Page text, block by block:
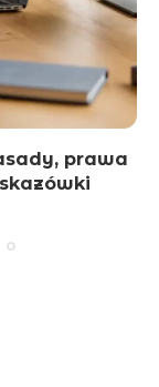
prawa